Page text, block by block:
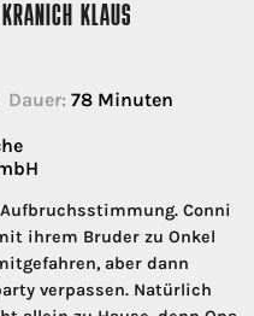
KLAUS
Dauer: 78 Minuten
Conni
ihrem Bruder zu Onkel
aber dann
verpassen. Natürlich